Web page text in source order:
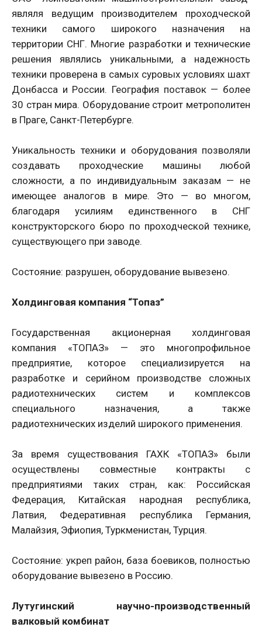
являля ведущим производителем проходческой
техники самого широкого назначения на
территории СНГ. Многие разработки и технические
решения являлись уникальными, а надежность
техники проверена в самых суровых условиях шахт
Донбасса и России. География поставок — более
30 стран мира. Оборудование строит метрополитен
в Праге, Санкт-Петербурге.
Уникальность техники и оборудования позволяли
создавать проходческие машины любой
сложности, а по индивидуальным заказам — не
имеющее аналогов в мире. Это — во многом,
благодаря усилиям единственного в СНГ
конструкторского бюро по проходческой технике,
существующего при заводе.
Состояние: разрушен, оборудование вывезено.
Холдинговая компания “Топаз”
Государственная акционерная холдинговая
компания «ТОПАЗ» — это многопрофильное
предприятие, которое специализируется на
разработке и серийном производстве сложных
радиотехнических систем и комплексов
специального назначения, а также
радиотехнических изделий широкого применения.
За время существования ГАХК «ТОПАЗ» были
осуществлены совместные контракты с
предприятиями таких стран, как: Российская
Федерация, Китайская народная республика,
Латвия, Федеративная республика Германия,
Малайзия, Эфиопия, Туркменистан, Турция.
Состояние: укреп район, база боевиков, полностью
оборудование вывезено в Россию.
Лутугинский научно-производственный
валковый комбинат